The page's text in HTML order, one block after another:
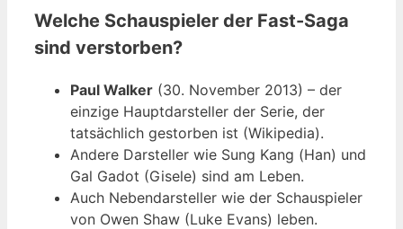
Welche Schauspieler der Fast-Saga
sind verstorben?
Paul Walker (30. November 2013) – der
einzige Hauptdarsteller der Serie, der
tatsächlich gestorben ist (Wikipedia).
Andere Darsteller wie Sung Kang (Han) und
Gal Gadot (Gisele) sind am Leben.
Auch Nebendarsteller wie der Schauspieler
von Owen Shaw (Luke Evans) leben.